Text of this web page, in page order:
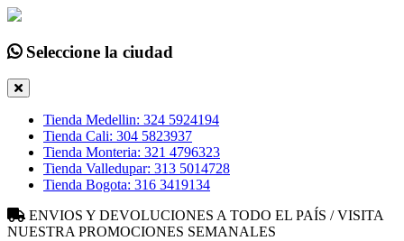
Seleccione la ciudad
Tienda Medellin: 324 5924194
Tienda Cali: 304 5823937
Tienda Monteria: 321 4796323
Tienda Valledupar: 313 5014728
Tienda Bogota: 316 3419134
ENVIOS Y DEVOLUCIONES A TODO EL PAÍS / VISITA
NUESTRA PROMOCIONES SEMANALES